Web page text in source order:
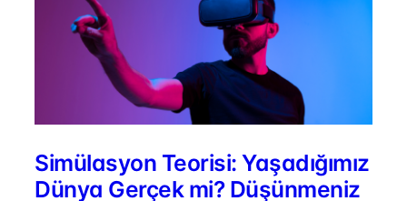
Simülasyon Teorisi: Yaşadığımız
Dünya Gerçek mi? Düşünmeniz